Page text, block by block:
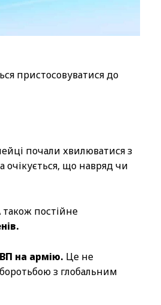
пристосовуватися до
почали хвилюватися з
очікується, що навряд чи
постійне
на армію. Це не
з глобальним